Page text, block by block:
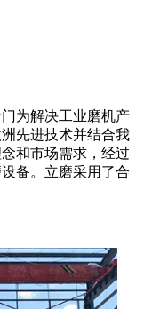
为解决工业磨机产
先进技术并结合我
和市场需求，经过
备。立磨采用了合